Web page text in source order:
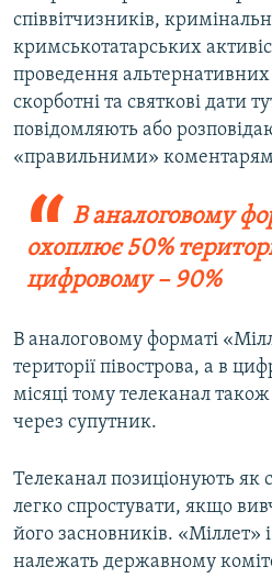
співвітчизників,
кримськотатарських
проведення
скорботні та святкові дати
повідомляють або
«правильними»
В аналоговому
охоплює 50%
цифровому – 90%
В аналоговому форматі
території півострова, а в
місяці тому телеканал
через супутник.
Телеканал позиціонують як
легко спростувати, якщо
його засновників. «Міллет»
належать державному